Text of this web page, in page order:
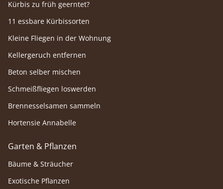
Kürbis zu früh geerntet?
11 essbare Kürbissorten
Kleine Fliegen in der Wohnung
Kellergeruch entfernen
Beton selber mischen
Schmeißfliegen loswerden
Brennesselsamen sammeln
Hortensie Annabelle
Garten & Pflanzen
Bäume & Sträucher
Exotische Pflanzen